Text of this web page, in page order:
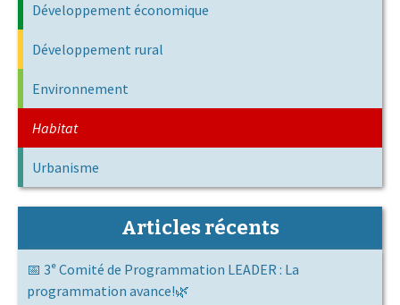
Développement économique
Développement rural
Environnement
Habitat
Urbanisme
Articles récents
📅 3ᵉ Comité de Programmation LEADER : La
programmation avance!🌿